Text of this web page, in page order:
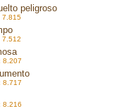
peligroso
7.815
8.207
8.717
8.216